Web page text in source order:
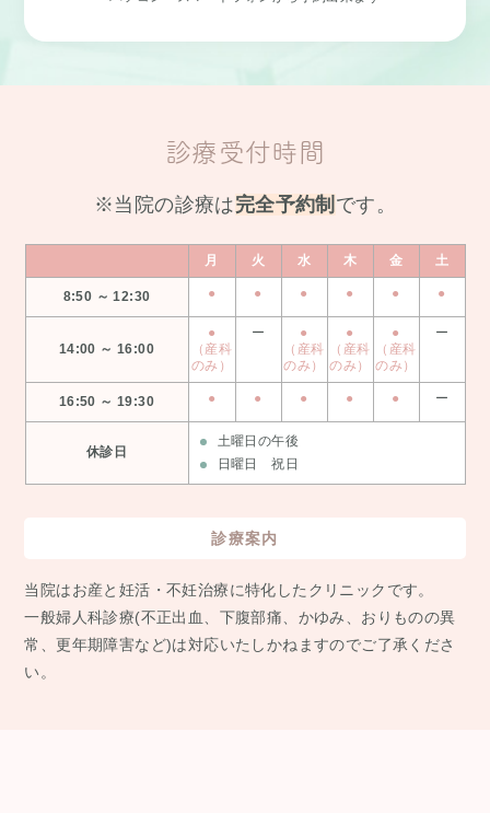
診療受付時間
※当院の診療は完全予約制 です。
月 火 水 木 金 土
8:50 ～ 12:30 ● ● ● ● ● ●
14:00 ～ 16:00
●
（産科
のみ）
ー
●
（産科
のみ）
●
（産科
のみ）
●
（産科
のみ）
ー
16:50 ～ 19:30 ● ● ● ● ● ー
休診日
土曜日の午後
日曜日 祝日
診療案内
当院はお産と妊活・不妊治療に特化したクリニックです。
⼀般婦⼈科診療(不正出⾎、下腹部痛、かゆみ、おりものの異
常、更年期障害など)は対応いたしかねますのでご了承くださ
い。